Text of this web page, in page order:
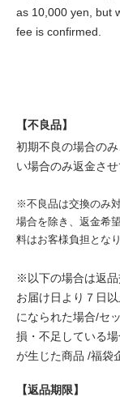
as 10,000 yen, but
fee is confirmed.
【不良品】
初期不良の場合の
い場合のみ返金させ
※不良品は交換のみ
場合を除き、返金希
料はお客様負担となり
※以下の場合は返品
お届け日より７日
になられた場合/セ
損・不足している
が生じた商品 /福袋
【返品期限】